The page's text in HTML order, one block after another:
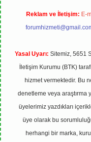
Reklam ve İletişim: E-
Yasal Uyarı: Sitemiz, 5651
İletişim Kurumu (BTK)
hizmet vermektedir. Bu
denetleme veya araştırma
üyelerimiz yazdıkları
üye olarak bu
herhangi bir marka,